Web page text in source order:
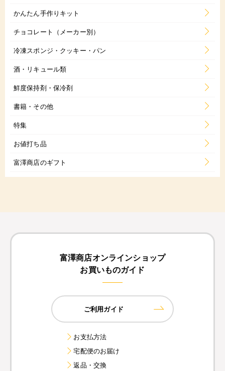
かんたん手作りキット
チョコレート（メーカー別）
冷凍スポンジ・クッキー・パン
酒・リキュール類
鮮度保持剤・保冷剤
書籍・その他
特集
お値打ち品
富澤商店のギフト
富澤商店オンラインショップ
お買いものガイド
ご利用ガイド
お支払方法
宅配便のお届け
返品・交換